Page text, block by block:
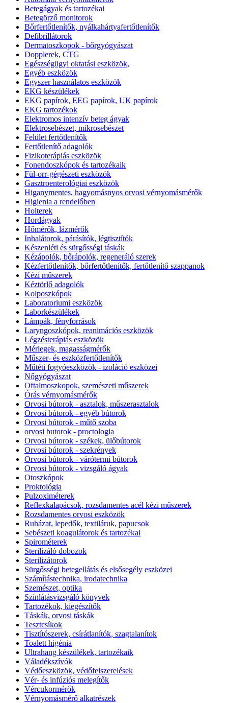
Betegágyak és tartozékai
Betegörző monitorok
Bőrfertőtlenítők, nyálkahártyafertőtlenítők
Defibrillátorok
Dermatoszkopok - bőrgyógyászat
Dopplerek, CTG
Egészségügyi oktatási eszközök,
Egyéb eszközök
Egyszer használatos eszközök
EKG készülékek
EKG papírok, EEG papírok, UK papírok
EKG tartozékok
Elektromos intenzív beteg ágyak
Elektrosebészet, mikrosebészet
Felület fertőtlenítők
Fertőtlenítő adagolók
Fizikoterápiás eszközök
Fonendoszkópok és tartozékaik
Fül-orr-gégészeti eszközök
Gasztroenterológiai eszközök
Higanymentes, hagyomásnyos orvosi vérnyomásmérők
Higienia a rendelőben
Holterek
Hordágyak
Hőmérők, lázmérők
Inhalátorok, párásítók, légtisztítók
Készenléti és sürgősségi táskák
Kézápolók, bőrápolók, regeneráló szerek
Kézfertőtlenítők, bőrfertőtlenítők, fertőtlenítő szappanok
Kézi műszerek
Kéztörlő adagolók
Kolposzkópok
Laboratoriumi eszközök
Laborkészülékek
Lámpák, fényforrások
Laryngoszkópok, reanimációs eszközök
Légzésterápiás eszközök
Mérlegek, magasságmérők
Műszer- és eszközfertőtlenítők
Műtéti fogyóeszközök - izoláció eszközei
Nőgyógyászat
Oftalmoszkopok, szemészeti műszerek
Órás vérnyomásmérők
Orvosi bútorok - asztalok, műszerasztalok
Orvosi bútorok - egyéb bútorok
Orvosi bútorok - műtő szoba
orvosi butorok - proctologia
Orvosi bútorok - székek, ülőbútorok
Orvosi bútorok - szekrények
Orvosi bútorok - várótermi bútorok
Orvosi bútorok - vizsgáló ágyak
Otoszkópok
Proktológia
Pulzoximéterek
Reflexkalapácsok, rozsdamentes acél kézi műszerek
Rozsdamentes orvosi eszközök
Ruházat, lepedők, textiláruk, papucsok
Sebészeti koagulátorok és tartozékai
Spirométerek
Sterilizáló dobozok
Sterilizátorok
Sürgősségi betegellátás és elsősegély eszközei
Számítástechnika, irodatechnika
Szemészet, optika
Színlátásvizsgáló könyvek
Tartozékok, kiegészítők
Táskák, orvosi táskák
Tesztcsíkok
Tisztítószerek, csírátlanítók, szagtalanítok
Toalett higénia
Ultrahang készülékek, tartozékaik
Váladékszívók
Védőeszközök, védőfelszerelések
Vér- és infúziós melegítők
Vércukormérők
Vérnyomásmérő alkatrészek